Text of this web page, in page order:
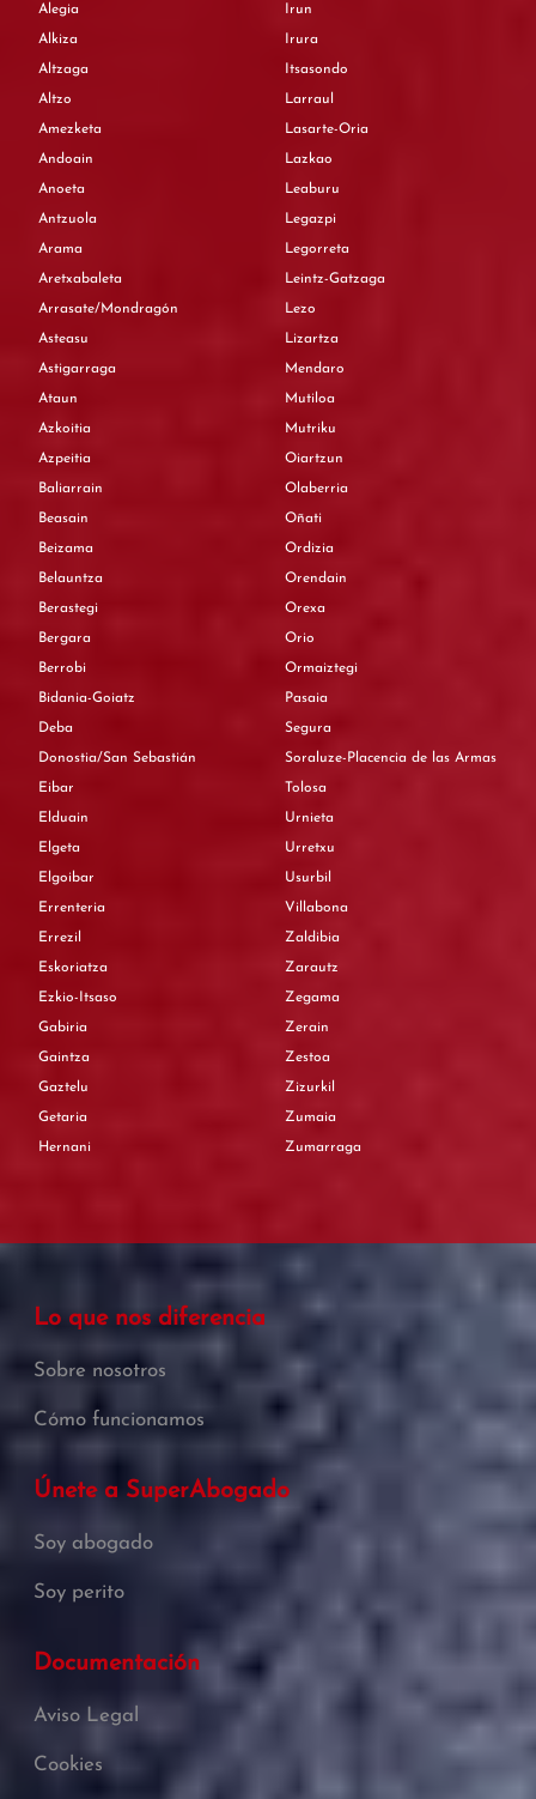
Alegia
Alkiza
Altzaga
Altzo
Amezketa
Andoain
Anoeta
Antzuola
Arama
Aretxabaleta
Arrasate/Mondragón
Asteasu
Astigarraga
Ataun
Azkoitia
Azpeitia
Baliarrain
Beasain
Beizama
Belauntza
Berastegi
Bergara
Berrobi
Bidania-Goiatz
Deba
Donostia/San Sebastián
Eibar
Elduain
Elgeta
Elgoibar
Errenteria
Errezil
Eskoriatza
Ezkio-Itsaso
Gabiria
Gaintza
Gaztelu
Getaria
Hernani
Irun
Irura
Itsasondo
Larraul
Lasarte-Oria
Lazkao
Leaburu
Legazpi
Legorreta
Leintz-Gatzaga
Lezo
Lizartza
Mendaro
Mutiloa
Mutriku
Oiartzun
Olaberria
Oñati
Ordizia
Orendain
Orexa
Orio
Ormaiztegi
Pasaia
Segura
Soraluze-Placencia de las Armas
Tolosa
Urnieta
Urretxu
Usurbil
Villabona
Zaldibia
Zarautz
Zegama
Zerain
Zestoa
Zizurkil
Zumaia
Zumarraga
Lo que nos diferencia
Sobre nosotros
Cómo funcionamos
Únete a SuperAbogado
Soy abogado
Soy perito
Documentación
Aviso Legal
Cookies